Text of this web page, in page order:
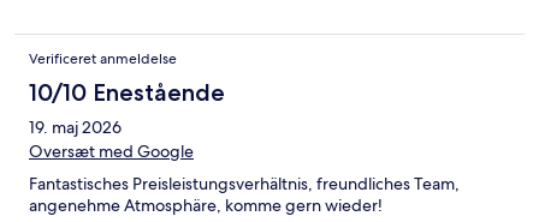
Verificeret anmeldelse
10/10 Enestående
19. maj 2026
Oversæt med Google
Fantastisches Preisleistungsverhältnis, freundliches Team,
angenehme Atmosphäre, komme gern wieder!